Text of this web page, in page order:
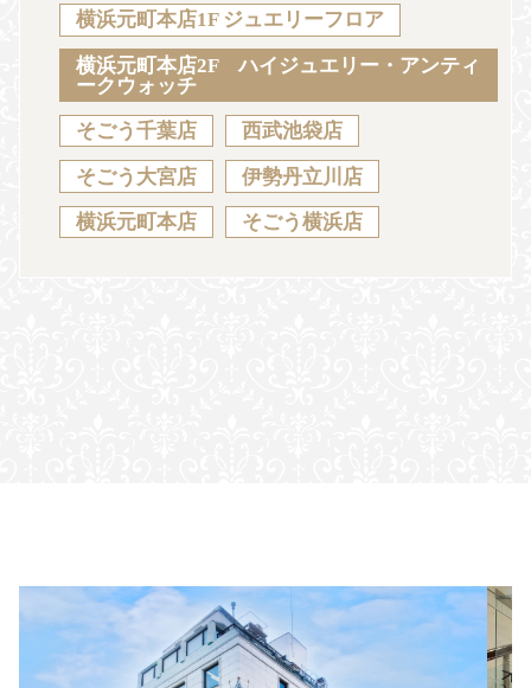
Sustainability Voice Catalog
JA EN CH KO
横浜元町本店1F ジュエリーフロア
横浜元町本店2F ハイジュエリー・アンティ
ークウォッチ
そごう千葉店 西武池袋店
そごう大宮店 伊勢丹立川店
横浜元町本店 そごう横浜店